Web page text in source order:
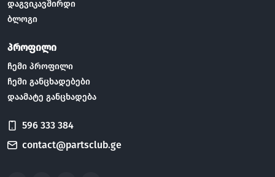
დაგვიკავშირდი
ბლოგი
პროფილი
ჩემი პროფილი
ჩემი განცხადებები
დაამატე განცხადება
596 333 384
contact@partsclub.ge